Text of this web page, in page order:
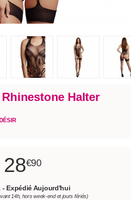
Halter
28€90
- Expédié Aujourd'hui
14h, hors week-end et jours fériés)